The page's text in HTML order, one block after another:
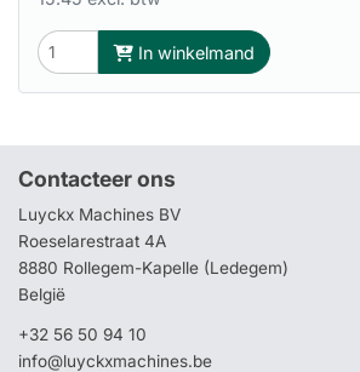
In winkelmand
Contacteer ons
Luyckx Machines BV
Roeselarestraat 4A
8880 Rollegem-Kapelle (Ledegem)
België
+32 56 50 94 10
info@luyckxmachines.be